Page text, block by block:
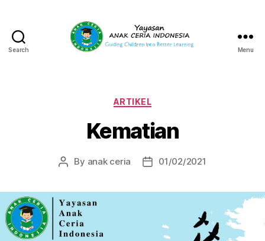
Search
Indonesia
Menu
Categories
ARTIKEL
Kematian
Post
By anak ceria
Post01/02/2021